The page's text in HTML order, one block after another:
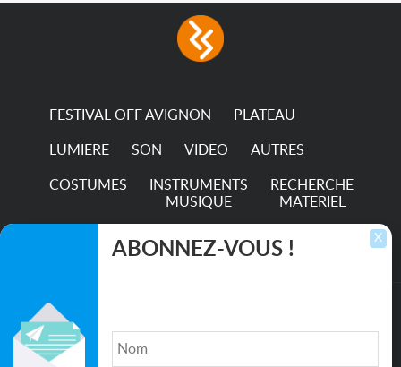
FESTIVAL OFF AVIGNON PLATEAU
LUMIERE SON VIDEO AUTRES
COSTUMES
INSTRUMENTS
MUSIQUE
RECHERCHE
MATERIEL
TRANSPORTS X
ABONNEZ-VOUS !